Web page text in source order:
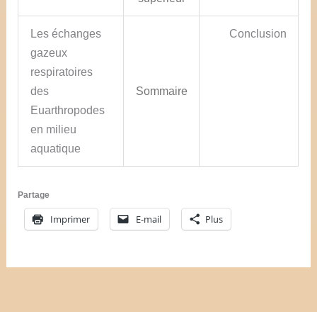
Les échanges
gazeux
respiratoires
des
Euarthropodes
en milieu
aquatique
Sommaire
Conclusion
Partage
Imprimer E-mail Plus